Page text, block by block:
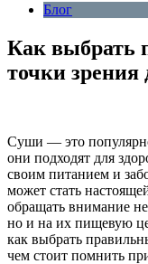
Блог
Как выбрать
точки зрения
Суши — это
они подходят для
своим питанием и
может стать
обращать внимание
но и на их пищевую
как выбрать
чем стоит помнить